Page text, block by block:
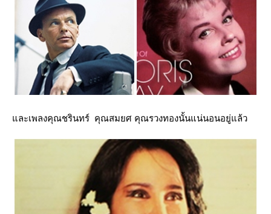
ละเพลงคุณชรินทร์ คุณสมยศ คุณรวงทองนั้นแน่นอนอยู่แล้ว